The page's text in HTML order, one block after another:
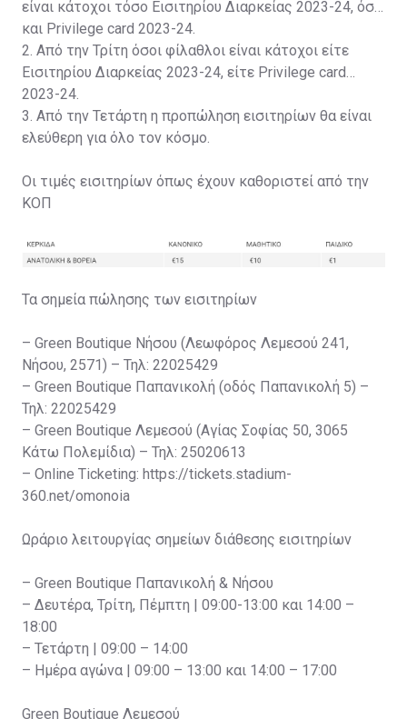
είναι κάτοχοι τόσο Εισιτηρίου Διαρκείας 2023-24, όσο
και Privilege card 2023-24.
2. Από την Τρίτη όσοι φίλαθλοι είναι κάτοχοι είτε
Εισιτηρίου Διαρκείας 2023-24, είτε Privilege card
2023-24.
3. Από την Τετάρτη η προπώληση εισιτηρίων θα είναι
ελεύθερη για όλο τον κόσμο.
Οι τιμές εισιτηρίων όπως έχουν καθοριστεί από την
ΚΟΠ
Τα σημεία πώλησης των εισιτηρίων
– Green Boutique Νήσου (Λεωφόρος Λεμεσού 241,
Νήσου, 2571) – Τηλ: 22025429
– Green Boutique Παπανικολή (οδός Παπανικολή 5) –
Τηλ: 22025429
– Green Boutique Λεμεσού (Αγίας Σοφίας 50, 3065
Κάτω Πολεμίδια) – Τηλ: 25020613
– Online Ticketing: https://tickets.stadium-
360.net/omonoia
Ωράριο λειτουργίας σημείων διάθεσης εισιτηρίων
– Green Boutique Παπανικολή & Νήσου
– Δευτέρα, Τρίτη, Πέμπτη | 09:00-13:00 και 14:00 –
18:00
– Τετάρτη | 09:00 – 14:00
– Ημέρα αγώνα | 09:00 – 13:00 και 14:00 – 17:00
Green Boutique Λεμεσού